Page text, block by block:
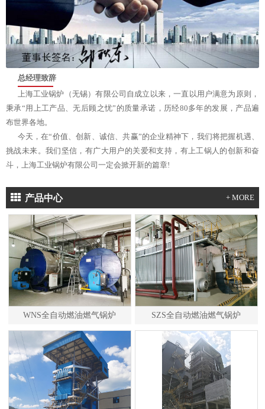
总经理致辞
上海工业锅炉（无锡）有限公司自成立以来，一直以用户满意为原则，
秉承“用上工产品、无后顾之忧”的质量承诺，历经80多年的发展，产品遍
布世界各地。
今天，在“价值、创新、诚信、共赢”的企业精神下，我们将把握机遇、
挑战未来。我们坚信，有广大用户的关爱和支持，有上工锅人的创新和奋
斗，上海工业锅炉有限公司一定会掀开新的篇章!
产品中心 + MORE
WNS全自动燃油燃气锅炉 SZS全自动燃油燃气锅炉